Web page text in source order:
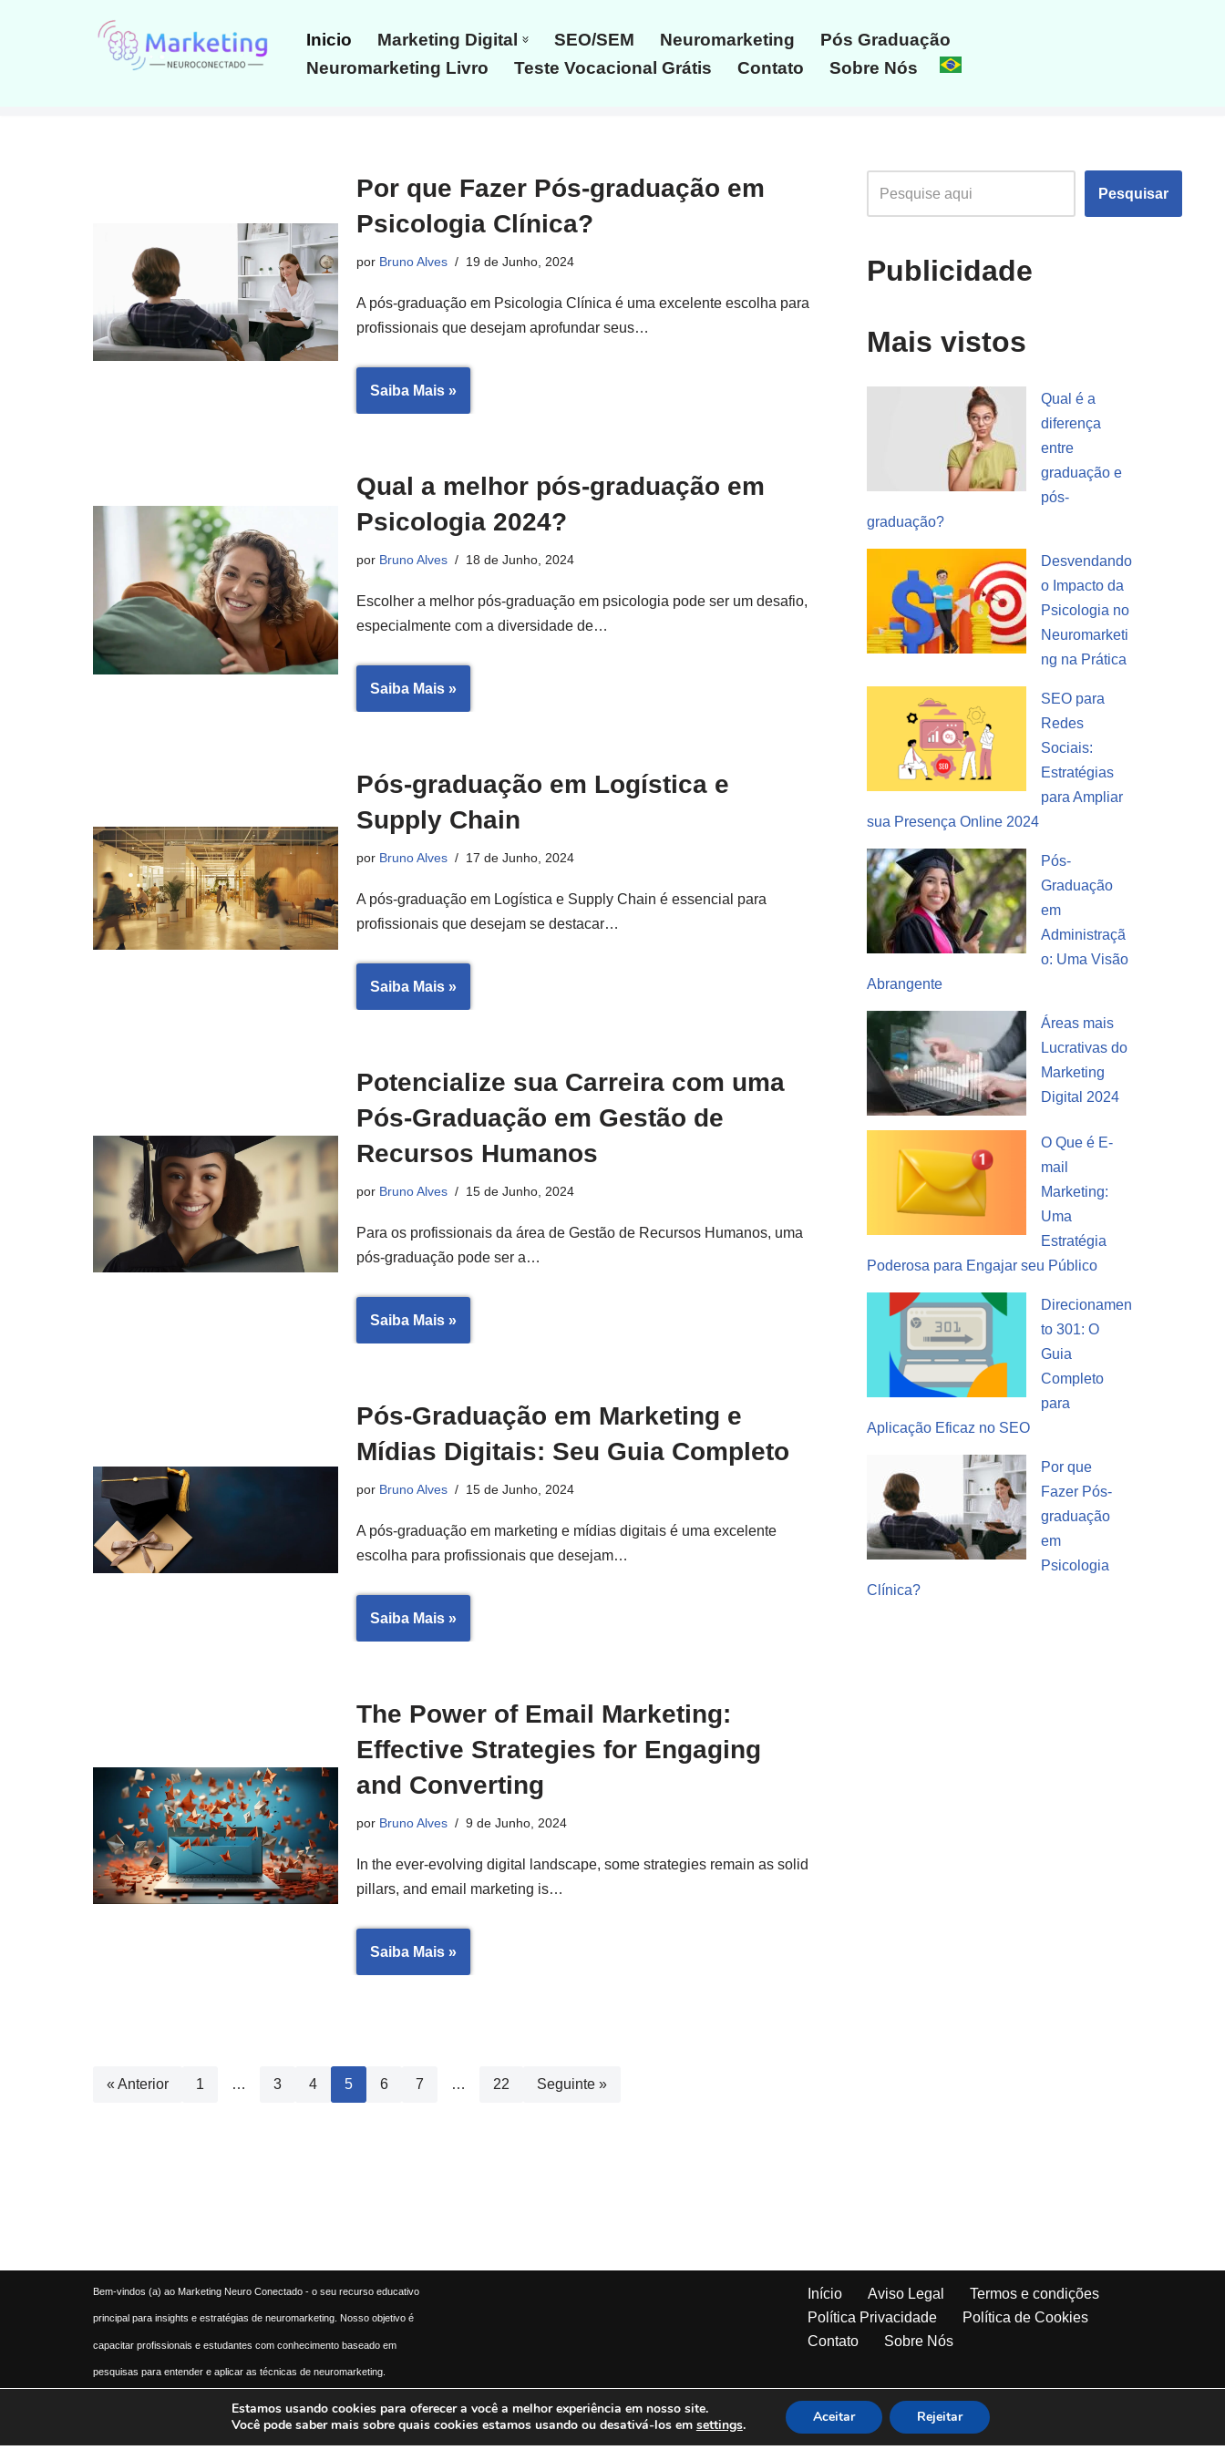
Inicio Marketing Digital SEO/SEM Neuromarketing
Pós Graduação
Neuromarketing Livro
Teste Vocacional Grátis Contato Sobre Nós
Por que Fazer Pós-graduação em
Psicologia Clínica?
por Bruno Alves 19 de Junho, 2024
A pós-graduação em Psicologia Clínica é uma excelente escolha para
profissionais que desejam aprofundar seus…
Saiba Mais »
Qual a melhor pós-graduação em
Psicologia 2024?
por Bruno Alves 18 de Junho, 2024
Escolher a melhor pós-graduação em psicologia pode ser um desafio,
especialmente com a diversidade de…
Saiba Mais »
Pós-graduação em Logística e
Supply Chain
por Bruno Alves 17 de Junho, 2024
A pós-graduação em Logística e Supply Chain é essencial para
profissionais que desejam se destacar…
Saiba Mais »
Potencialize sua Carreira com uma
Pós-Graduação em Gestão de
Recursos Humanos
por Bruno Alves 15 de Junho, 2024
Para os profissionais da área de Gestão de Recursos Humanos, uma
pós-graduação pode ser a…
Saiba Mais »
Pós-Graduação em Marketing e
Mídias Digitais: Seu Guia Completo
por Bruno Alves 15 de Junho, 2024
A pós-graduação em marketing e mídias digitais é uma excelente
escolha para profissionais que desejam…
Saiba Mais »
The Power of Email Marketing:
Effective Strategies for Engaging
and Converting
por Bruno Alves 9 de Junho, 2024
In the ever-evolving digital landscape, some strategies remain as solid
pillars, and email marketing is…
Saiba Mais »
« Anterior 1 … 3 4 5 6 7 … 22 Seguinte »
Pesquisar
Publicidade
Mais vistos
Qual é a
diferença
entre
graduação e
pós-
graduação?
Desvendando
o Impacto da
Psicologia no
Neuromarketi
ng na Prática
SEO para
Redes
Sociais:
Estratégias
para Ampliar
sua Presença Online 2024
Pós-
Graduação
em
Administraçã
o: Uma Visão
Abrangente
Áreas mais
Lucrativas do
Marketing
Digital 2024
O Que é E-
mail
Marketing:
Uma
Estratégia
Poderosa para Engajar seu Público
Direcionamen
to 301: O
Guia
Completo
para
Aplicação Eficaz no SEO
Por que
Fazer Pós-
graduação
em
Psicologia
Clínica?
Bem-vindos (a) ao Marketing Neuro Conectado - o seu recurso educativo
principal para insights e estratégias de neuromarketing. Nosso objetivo é
capacitar profissionais e estudantes com conhecimento baseado em
pesquisas para entender e aplicar as técnicas de neuromarketing.
transformar a sua abordagem de marketing.
Início Aviso Legal
Termos e condições
Política Privacidade
Política de Cookies
Contato
Sobre Nós
Estamos usando cookies para oferecer a você a melhor experiência em nosso site.
Você pode saber mais sobre quais cookies estamos usando ou desativá-los em settings. Aceitar Rejeitar